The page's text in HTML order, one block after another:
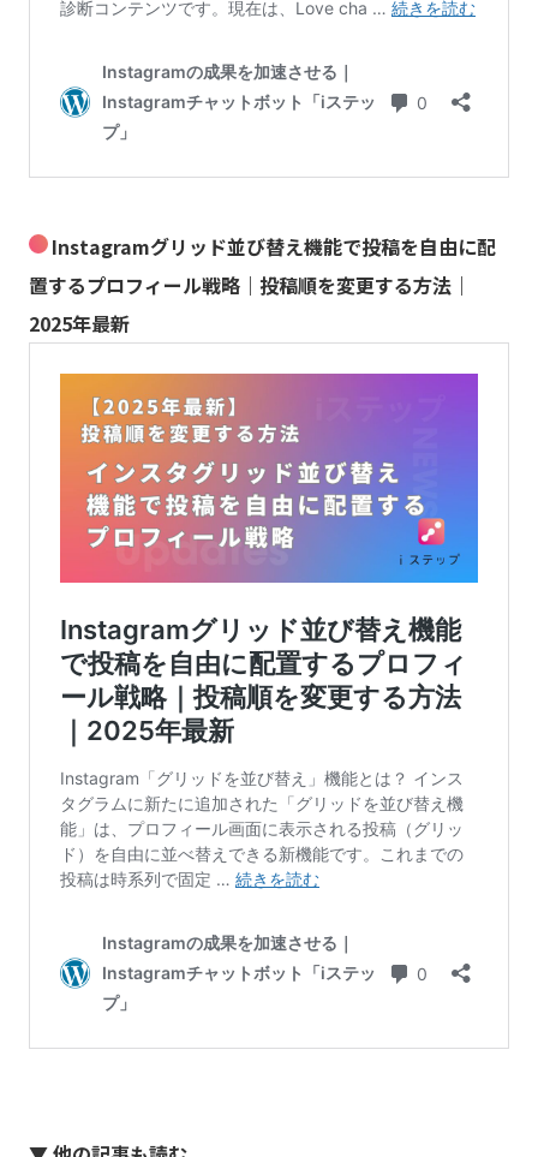
Instagramグリッド並び替え機能で投稿を自由に配
置するプロフィール戦略｜投稿順を変更する方法｜
2025年最新